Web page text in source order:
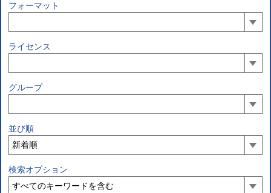
フォーマット
ライセンス
グループ
並び順
検索オプション